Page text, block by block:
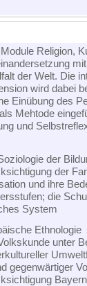
Religion,
der Welt. Die
wird dabei
Einübung des
Mehtode
und
der
der
und ihre
die
System
Ethnologie
unter
gegenwärtiger